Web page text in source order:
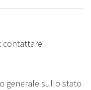
contattare
generale sullo stato